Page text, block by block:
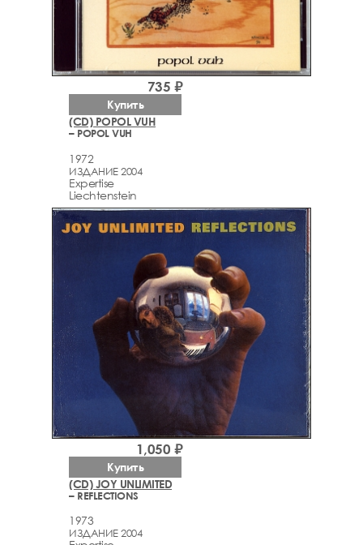
(CD) POPOL VUH
– POPOL VUH
1972
ИЗДАНИЕ 2004
Expertise
Liechtenstein
735 ₽
Купить
(CD) JOY UNLIMITED
– REFLECTIONS
1973
ИЗДАНИЕ 2004
1,050 ₽
Купить